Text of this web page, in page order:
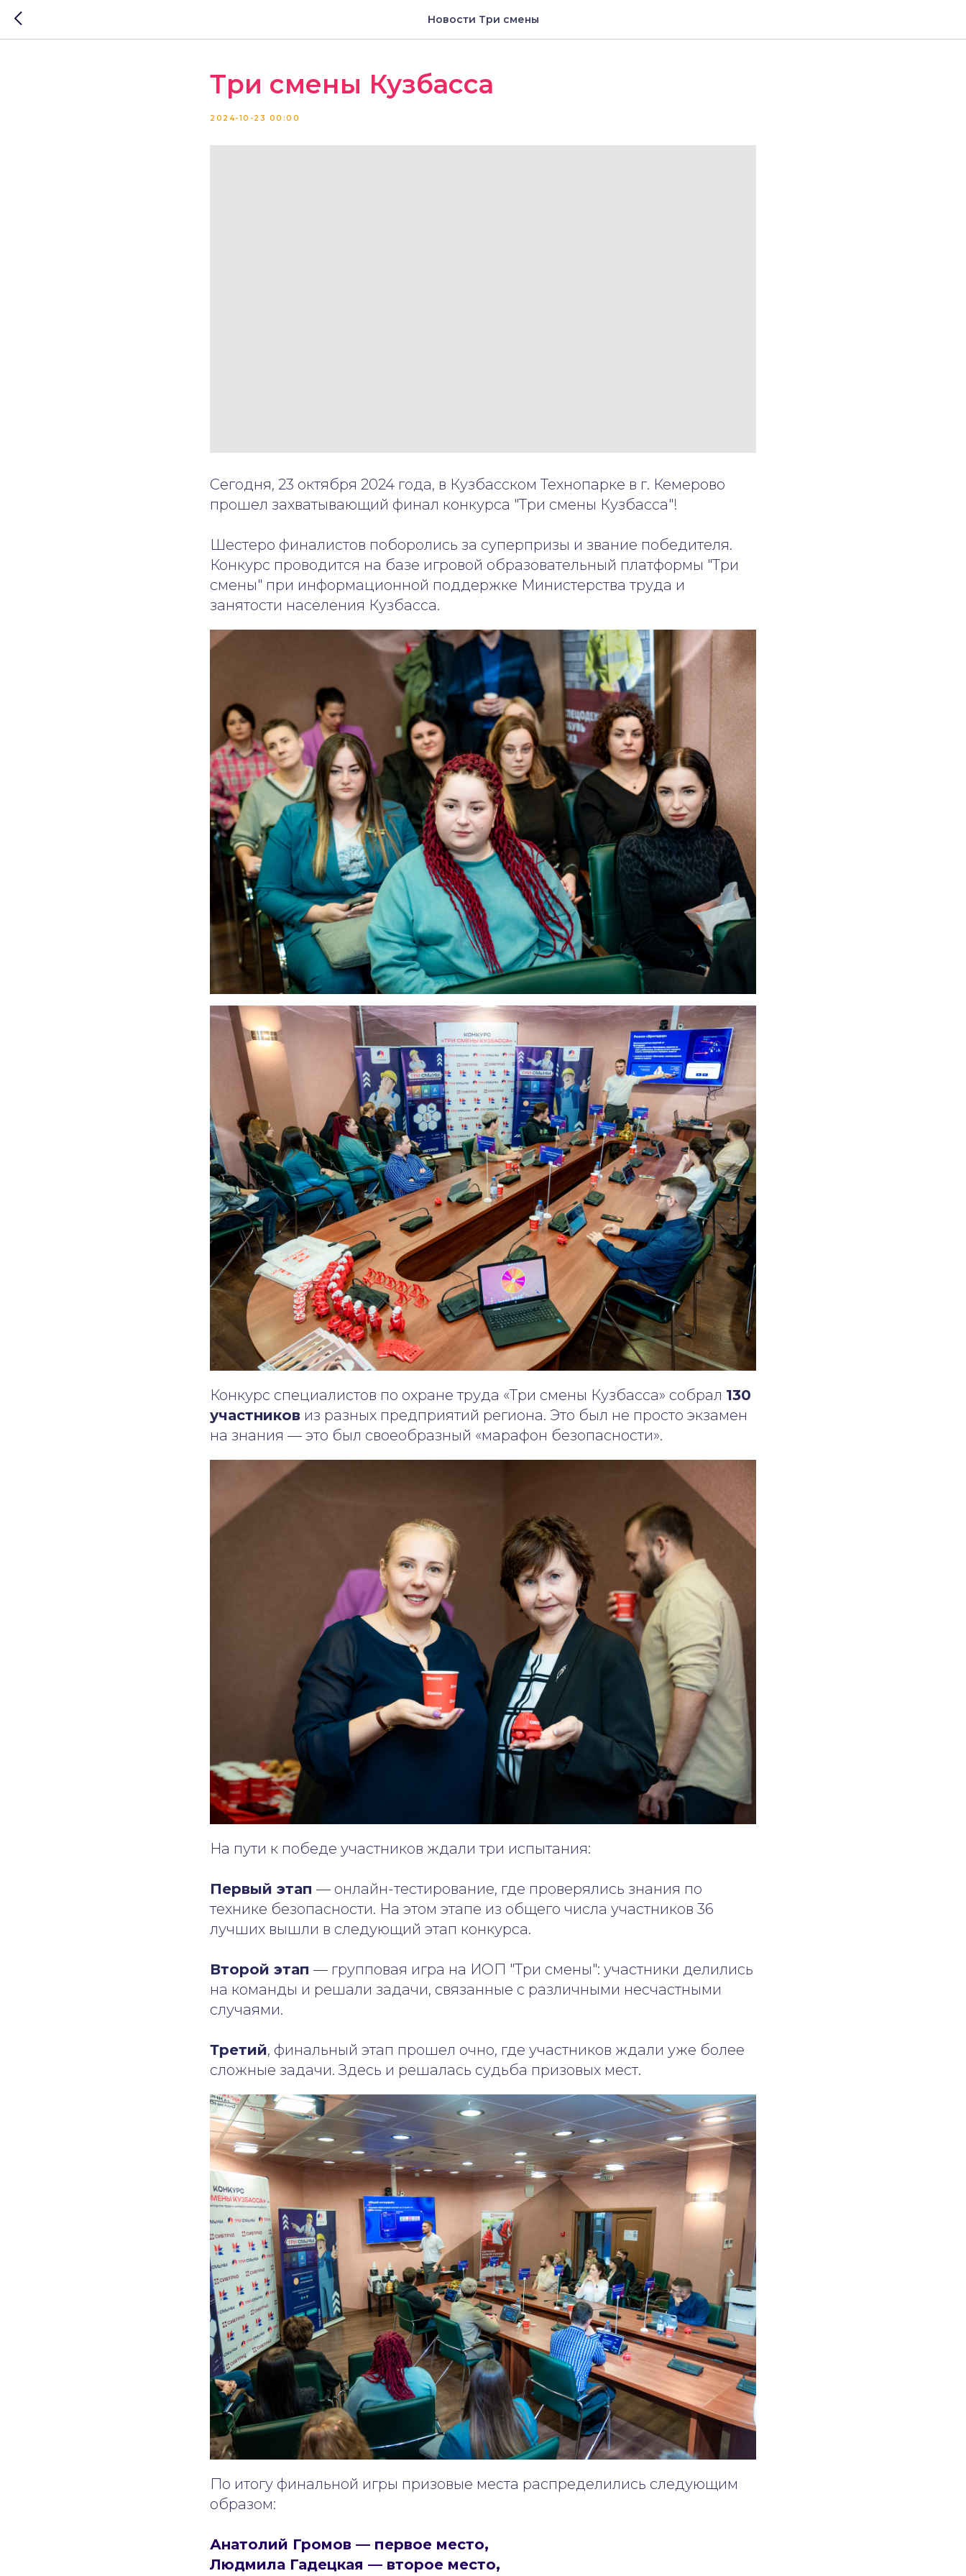
Новости Три смены
Три смены Кузбасса
2024-10-23 00:00
Сегодня, 23 октября 2024 года, в Кузбасском Технопарке в г. Кемерово
прошел захватывающий финал конкурса "Три смены Кузбасса"!
Шестеро финалистов поборолись за суперпризы и звание победителя.
Конкурс проводится на базе игровой образовательный платформы "Три
смены" при информационной поддержке Министерства труда и
занятости населения Кузбасса.
Конкурс специалистов по охране труда «Три смены Кузбасса» собрал 130
участников из разных предприятий региона. Это был не просто экзамен
на знания — это был своеобразный «марафон безопасности».
На пути к победе участников ждали три испытания:
Первый этап — онлайн-тестирование, где проверялись знания по
технике безопасности. На этом этапе из общего числа участников 36
лучших вышли в следующий этап конкурса.
Второй этап — групповая игра на ИОП "Три смены": участники делились
на команды и решали задачи, связанные с различными несчастными
случаями.
Третий, финальный этап прошел очно, где участников ждали уже более
сложные задачи. Здесь и решалась судьба призовых мест.
По итогу финальной игры призовые места распределились следующим
образом:
Анатолий Громов — первое место,
Людмила Гадецкая — второе место,